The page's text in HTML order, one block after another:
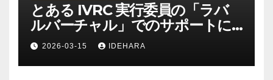
とある IVRC 実行委員の「ラバ
ルバーチャル」でのサポートに
かける思いと願い（2025 年
Discord 上の記録から一部抜
粋・修正）
2026-03-15 IDEHARA